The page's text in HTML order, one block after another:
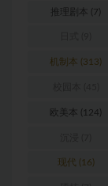
推理剧本 (7)
机制本 (313)
欧美本 (124)
现代 (16)